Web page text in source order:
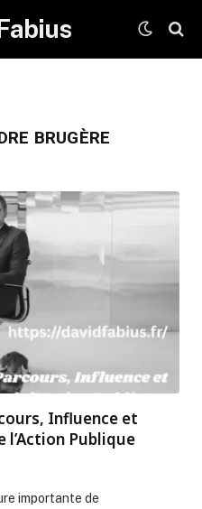
BRUGÈRE
Influence et
l’Action Publique
importante de